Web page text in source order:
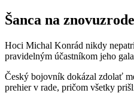
Šanca na
Hoci Michal Konrád nikdy
pravidelným účastníkom jeho
Český bojovník dokázal zdolať
prehier v rade, pričom všetky